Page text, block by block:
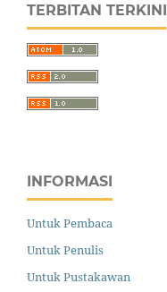
TERBITAN TERKINI
INFORMASI
Untuk Pembaca
Untuk Penulis
Untuk Pustakawan